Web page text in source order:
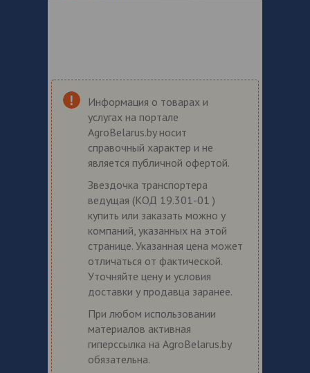
Информация о товарах и
услугах на портале
AgroBelarus.by носит
справочный характер и не
является публичной офертой.
Звездочка транспортера
ведущая (КОД 19.301-01 )
купить или заказать можно у
компаний, указанных на этой
странице. Указанная цена может
отличаться от фактической.
Уточняйте цену и условия
доставки у продавца заранее.
При любом использовании
материалов активная
гиперссылка на AgroBelarus.by
обязательна.